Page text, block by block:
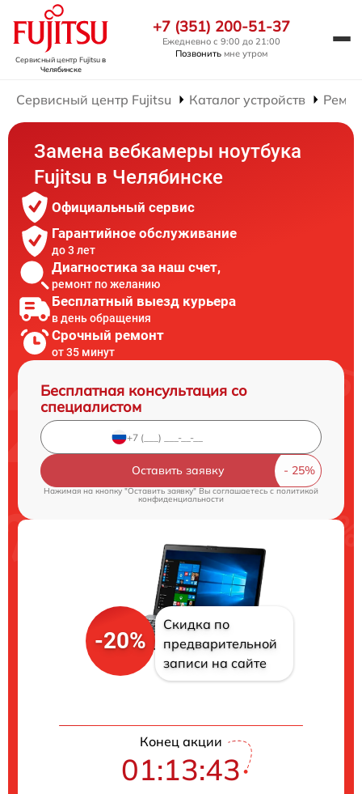
Сервисный центр Fujitsuв
Челябинске
+7 (351) 200-51-37
Ежедневно с 9:00 до 21:00
Позвонить мне утром
Сервисный центр Fujitsu Каталог устройств
Замена вебкамеры ноутбука
Fujitsu в Челябинске
Официальный сервис
Гарантийное обслуживание
до 3 лет
Диагностика за наш счет,
ремонт по желанию
Бесплатный выезд курьера
в день обращения
Срочный ремонт
от 35 минут
Бесплатная консультация со
специалистом
Оставить заявку
Нажимая на кнопку "Оставить заявку" Вы соглашаетесь cполитикой
конфиденциальности
-20%
Скидка по
предварительной
записи на сайте
Конец акции
01:13:42